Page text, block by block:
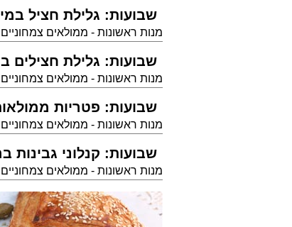
שבועות: גלילת חציל
מנות ראשונות - ממולאים צמחוניים
שבועות: גלילת חצילים
מנות ראשונות - ממולאים צמחוניים
שבועות: פטריות
מנות ראשונות - ממולאים צמחוניים
שבועות: קנלוני גבינות
מנות ראשונות - ממולאים צמחוניים